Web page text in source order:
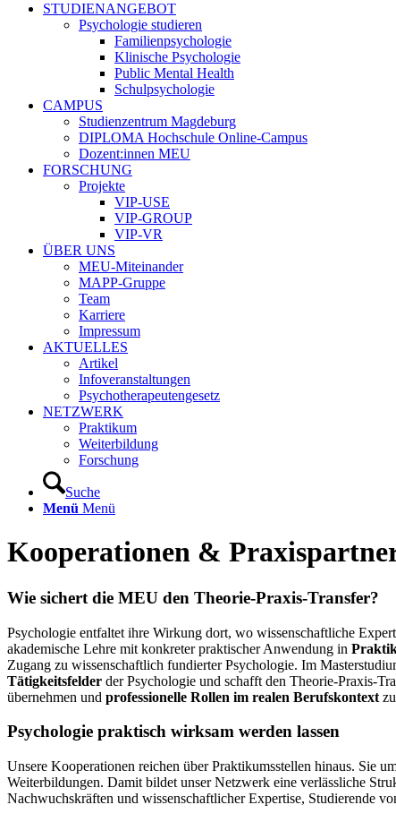
STUDIENANGEBOT
Psychologie studieren
Familienpsychologie
Klinische Psychologie
Public Mental Health
Schulpsychologie
CAMPUS
Studienzentrum Magdeburg
DIPLOMA Hochschule Online-Campus
Dozent:innen MEU
FORSCHUNG
Projekte
VIP-USE
VIP-GROUP
VIP-VR
ÜBER UNS
MEU-Miteinander
MAPP-Gruppe
Team
Karriere
Impressum
AKTUELLES
Artikel
Infoveranstaltungen
Psychotherapeutengesetz
NETZWERK
Praktikum
Weiterbildung
Forschung
Suche
Menü Menü
Kooperationen &
Wie sichert die MEU den Theorie-Praxis-Transfer?
Psychologie entfaltet ihre Wirkung dort, wo wissenschaftliche
akademische Lehre mit konkreter praktischer Anwendung in
Zugang zu wissenschaftlich fundierter Psychologie. Im
Tätigkeitsfelder der Psychologie und schafft den Theorie-Praxis-
übernehmen und professionelle Rollen im realen Berufskontext
Psychologie praktisch wirksam werden lassen
Unsere Kooperationen reichen über Praktikumsstellen hinaus. Sie
Weiterbildungen. Damit bildet unser Netzwerk eine verlässliche
Nachwuchskräften und wissenschaftlicher Expertise, Studierende